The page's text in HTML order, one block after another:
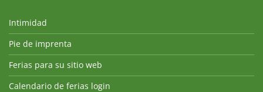
Intimidad
Pie de imprenta
Ferias para su sitio web
Calendario de ferias login